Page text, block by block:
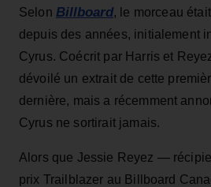
Selon Billboard, le morceau
depuis des années, initialement
Cyrus. Coécrit par Harris et
dévoilé un extrait de cette
dernière, mais a récemment
Cyrus ne sortirait jamais.
Alors que Jessie Reyez —
prix Trailblazer au Billboard